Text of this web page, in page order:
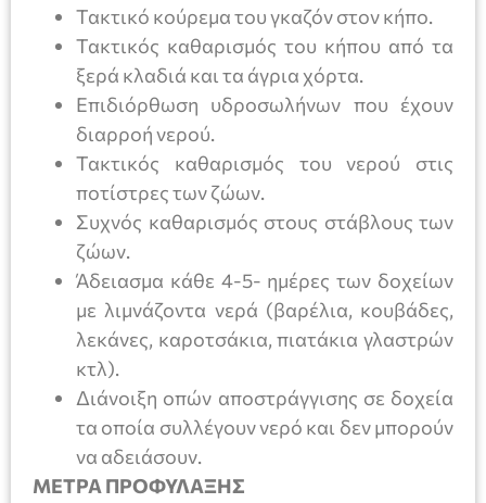
Τακτικό κούρεμα του γκαζόν στον κήπο.
Τακτικός καθαρισμός του κήπου από τα
ξερά κλαδιά και τα άγρια χόρτα.
Επιδιόρθωση υδροσωλήνων που έχουν
διαρροή νερού.
Τακτικός καθαρισμός του νερού στις
ποτίστρες των ζώων.
Συχνός καθαρισμός στους στάβλους των
ζώων.
Άδειασμα κάθε 4-5- ημέρες των δοχείων
με λιμνάζοντα νερά (βαρέλια, κουβάδες,
λεκάνες, καροτσάκια, πιατάκια γλαστρών
κτλ).
Διάνοιξη οπών αποστράγγισης σε δοχεία
τα οποία συλλέγουν νερό και δεν μπορούν
να αδειάσουν.
ΜΕΤΡΑ ΠΡΟΦΥΛΑΞΗΣ